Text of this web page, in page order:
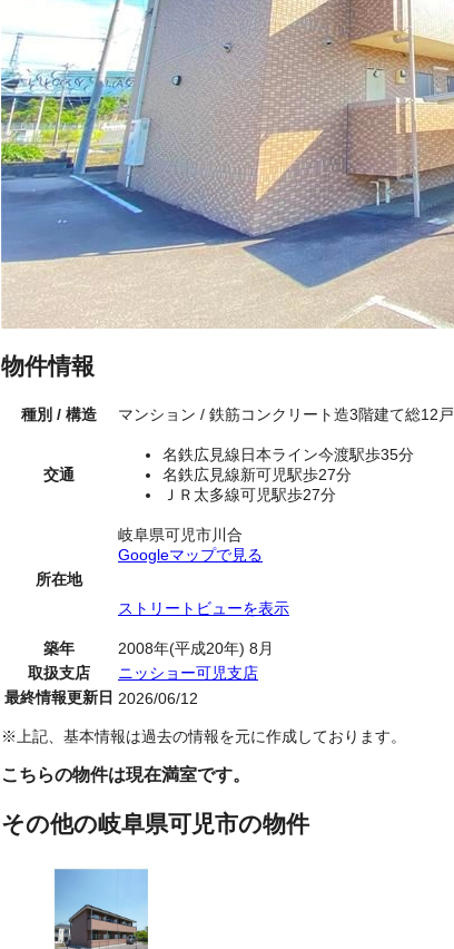
物件情報
種別 / 構造 マンション / 鉄筋コンクリート造3階建て総12戸
交通
名鉄広見線日本ライン今渡駅歩35分
名鉄広見線新可児駅歩27分
ＪＲ太多線可児駅歩27分
所在地
岐阜県可児市川合
Googleマップで見る
ストリートビューを表示
築年
2008年(平成20年) 8月
取扱支店
ニッショー可児支店
最終情報更新日 2026/06/12
※上記、基本情報は過去の情報を元に作成しております。
こちらの物件は現在満室です。
その他の岐阜県可児市の物件